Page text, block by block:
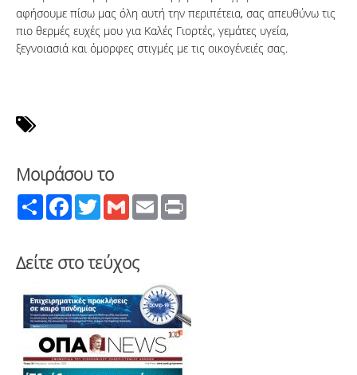
αφήσουμε πίσω μας όλη αυτή την περιπέτεια, σας απευθύνω τις
πιο θερμές ευχές μου για Καλές Γιορτές, γεμάτες υγεία,
ξεγνοιασιά και όμορφες στιγμές με τις οικογένειές σας.
Μοιράσου το
Share FacebookTwitterGmail Email
Δείτε στο τεύχος